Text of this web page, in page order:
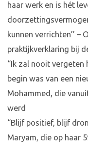
haar werk en is hét
kunnen verrichten’’ –
praktijkverklaring bij
“Ik zal nooit vergeten
begin was van een
Mohammed, die
werd
“Blijf positief, blijf
Maryam, die op haar